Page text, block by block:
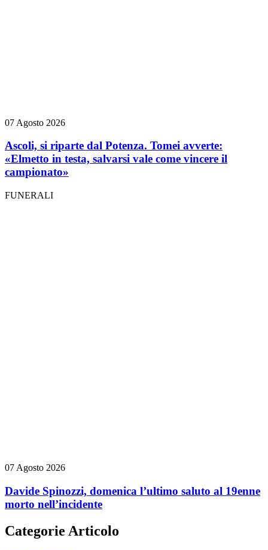
07 Agosto 2026
Ascoli, si riparte dal Potenza. Tomei avverte:
«Elmetto in testa, salvarsi vale come vincere il
campionato»
FUNERALI
07 Agosto 2026
Davide Spinozzi, domenica l’ultimo saluto al 19enne
morto nell’incidente
Categorie Articolo